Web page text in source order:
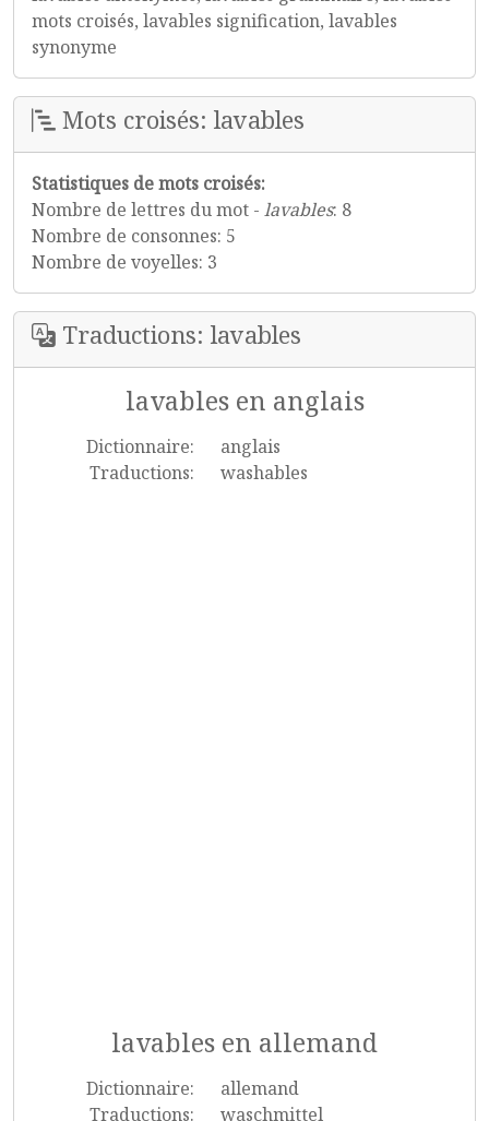
mots croisés, lavables signification, lavables
synonyme
Mots croisés: lavables
Statistiques de mots croisés:
Nombre de lettres du mot - lavables: 8
Nombre de consonnes: 5
Nombre de voyelles: 3
Traductions: lavables
lavables en anglais
Dictionnaire:
anglais
Traductions:
washables
lavables en allemand
Dictionnaire:
allemand
Traductions:
waschmittel